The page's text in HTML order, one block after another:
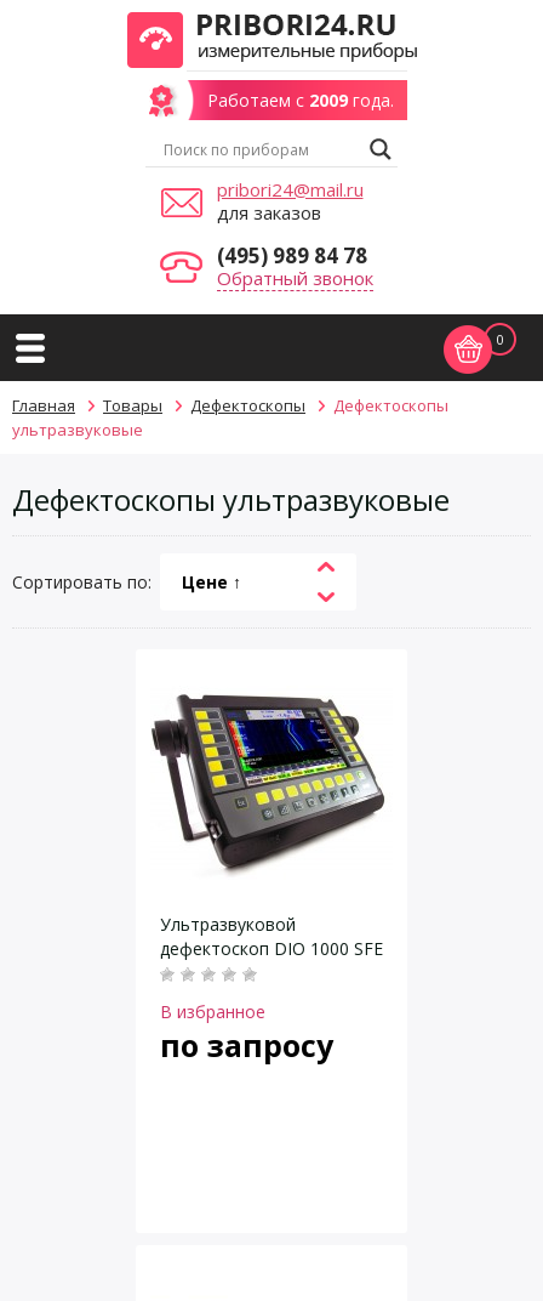
Работаем с 2009года.
pribori24@mail.ru
для заказов
(495) 989 84 78
Обратный звонок
0
Главная Товары Дефектоскопы
Дефектоскопы
ультразвуковые
Дефектоскопы ультразвуковые
Сортировать по: Цене ↑
Ультразвуковой
дефектоскоп DIO 1000 SFE
В избранное
по запросу